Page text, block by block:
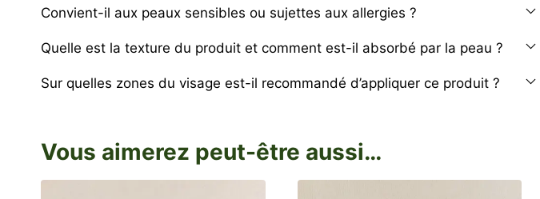
Convient-il aux peaux sensibles ou sujettes aux allergies ?
Quelle est la texture du produit et comment est-il absorbé par la peau ?
Sur quelles zones du visage est-il recommandé d’appliquer ce produit ?
Vous aimerez peut-être aussi…